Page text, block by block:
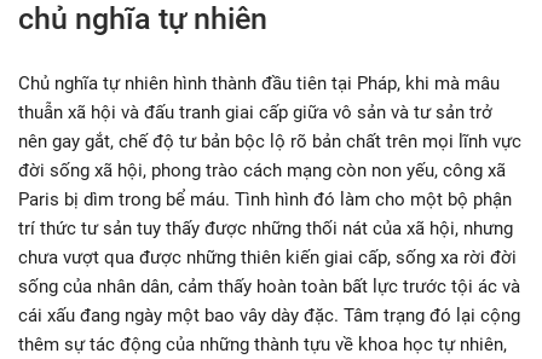
chủ nghĩa tự nhiên
Chủ nghĩa tự nhiên hình thành đầu tiên tại Pháp, khi mà mâu
thuẫn xã hội và đấu tranh giai cấp giữa vô sản và tư sản trở
nên gay gắt, chế độ tư bản bộc lộ rõ bản chất trên mọi lĩnh vực
đời sống xã hội, phong trào cách mạng còn non yếu, công xã
Paris bị dìm trong bể máu. Tình hình đó làm cho một bộ phận
trí thức tư sản tuy thấy được những thối nát của xã hội, nhưng
chưa vượt qua được những thiên kiến giai cấp, sống xa rời đời
sống của nhân dân, cảm thấy hoàn toàn bất lực trước tội ác và
cái xấu đang ngày một bao vây dày đặc. Tâm trạng đó lại cộng
thêm sự tác động của những thành tựu về khoa học tự nhiên,